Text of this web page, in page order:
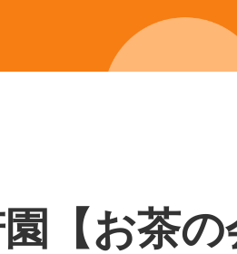
【お茶の